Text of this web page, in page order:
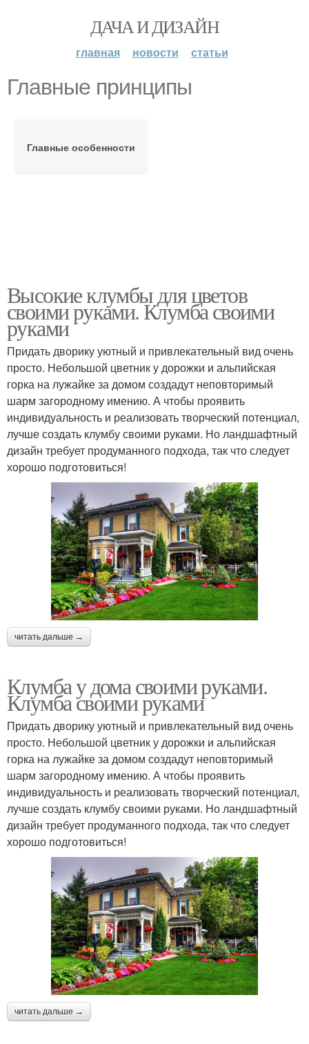
ДАЧА И ДИЗАЙН
главная новости статьи
Главные принципы
Главные особенности
Высокие клумбы для цветов
своими руками. Клумба своими
руками
Придать дворику уютный и привлекательный вид очень
просто. Небольшой цветник у дорожки и альпийская
горка на лужайке за домом создадут неповторимый
шарм загородному имению. А чтобы проявить
индивидуальность и реализовать творческий потенциал,
лучше создать клумбу своими руками. Но ландшафтный
дизайн требует продуманного подхода, так что следует
хорошо подготовиться!
читать дальше →
Клумба у дома своими руками.
Клумба своими руками
Придать дворику уютный и привлекательный вид очень
просто. Небольшой цветник у дорожки и альпийская
горка на лужайке за домом создадут неповторимый
шарм загородному имению. А чтобы проявить
индивидуальность и реализовать творческий потенциал,
лучше создать клумбу своими руками. Но ландшафтный
дизайн требует продуманного подхода, так что следует
хорошо подготовиться!
читать дальше →